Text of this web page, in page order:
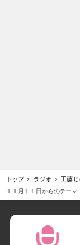
トップ ラジオ 工藤じ
１１月１１日からのテーマ